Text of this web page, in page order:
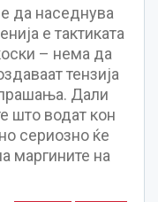
да наседнува
е тактиката
– нема да
тензија
Дали
што водат кон
сериозно ќе
маргините на